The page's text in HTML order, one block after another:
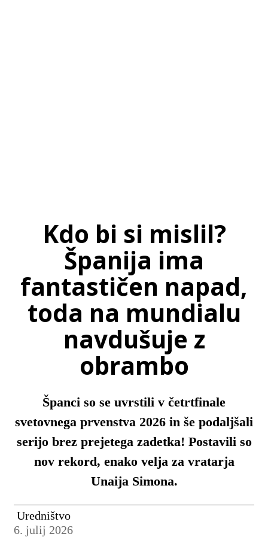
Kdo bi si mislil?
Španija ima
fantastičen napad,
toda na mundialu
navdušuje z
obrambo
Španci so se uvrstili v četrtfinale
svetovnega prvenstva 2026 in še podaljšali
serijo brez prejetega zadetka! Postavili so
nov rekord, enako velja za vratarja
Unaija Simona.
Uredništvo
6. julij 2026